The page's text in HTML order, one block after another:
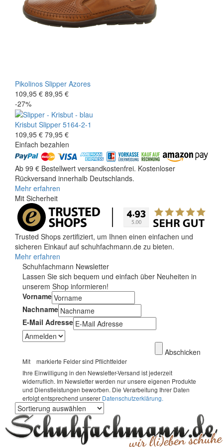
Pikolinos Slipper Azores
109,95 € 89,95 €
-27%
Krisbut Slipper 5164-2-1
109,95 € 79,95 €
Einfach bezahlen
Ab 99 € Bestellwert versandkostenfrei. Kostenloser
Rückversand innerhalb Deutschlands.
Mehr erfahren
Mit Sicherheit
Trusted Shops zertifiziert, um Ihnen einen einfachen und
sicheren Einkauf auf schuhfachmann.de zu bieten.
Mehr erfahren
Schuhfachmann Newsletter
Lassen Sie sich bequem und einfach über Neuheiten in
unserem Shop informieren!
Vorname
Nachname
E-Mail Adresse
Abschicken
Mit
markierte Felder sind Pflichtfelder
Ihre Einwilligung in den Newsletter-Versand ist jederzeit
widerruflich. Im Newsletter werden nur unsere eigenen Produkte
und Dienstleistungen beworben. Die Verarbeitung Ihrer Daten
erfolgt entsprechend unserer Datenschutzerklärung.